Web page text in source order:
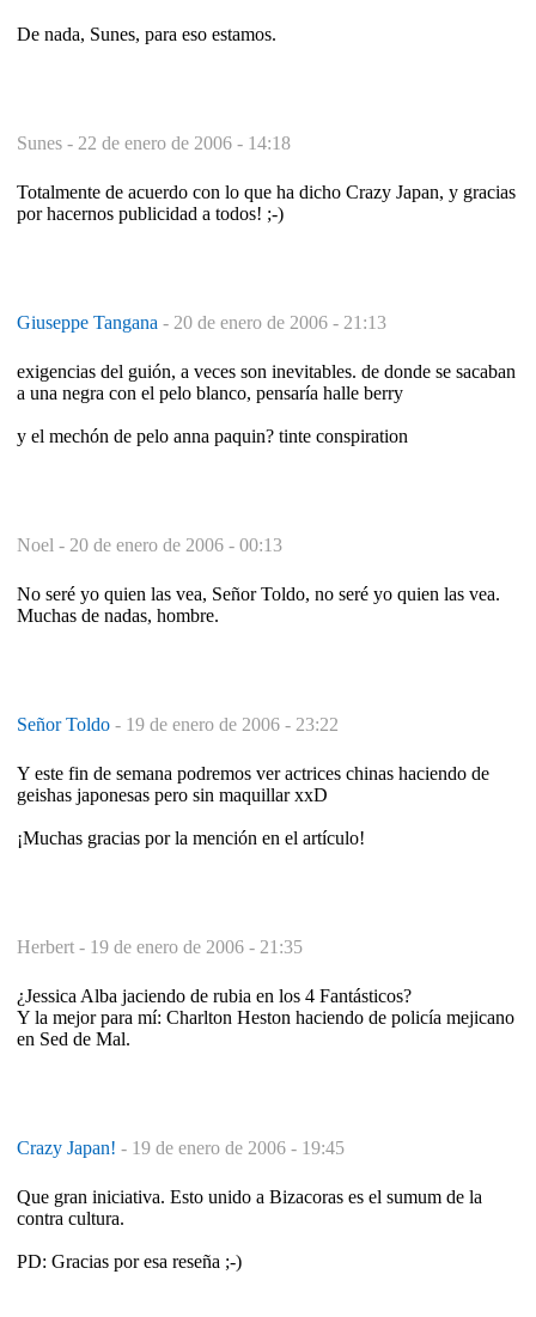
De nada, Sunes, para eso estamos.
Sunes - 22 de enero de 2006 - 14:18
Totalmente de acuerdo con lo que ha dicho Crazy Japan, y gracias
por hacernos publicidad a todos! ;-)
Giuseppe Tangana - 20 de enero de 2006 - 21:13
exigencias del guión, a veces son inevitables. de donde se sacaban
a una negra con el pelo blanco, pensaría halle berry
y el mechón de pelo anna paquin? tinte conspiration
Noel - 20 de enero de 2006 - 00:13
No seré yo quien las vea, Señor Toldo, no seré yo quien las vea.
Muchas de nadas, hombre.
Señor Toldo - 19 de enero de 2006 - 23:22
Y este fin de semana podremos ver actrices chinas haciendo de
geishas japonesas pero sin maquillar xxD
¡Muchas gracias por la mención en el artículo!
Herbert - 19 de enero de 2006 - 21:35
¿Jessica Alba jaciendo de rubia en los 4 Fantásticos?
Y la mejor para mí: Charlton Heston haciendo de policía mejicano
en Sed de Mal.
Crazy Japan! - 19 de enero de 2006 - 19:45
Que gran iniciativa. Esto unido a Bizacoras es el sumum de la
contra cultura.
PD: Gracias por esa reseña ;-)